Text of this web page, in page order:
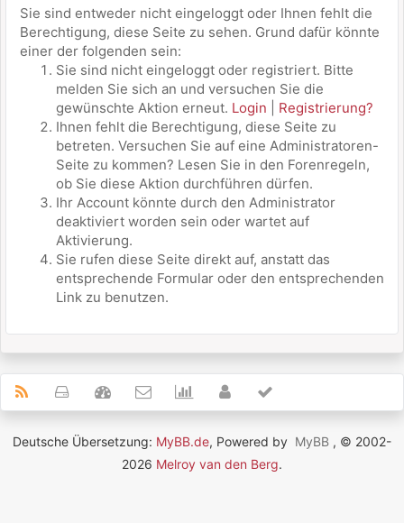
Sie sind entweder nicht eingeloggt oder Ihnen fehlt die
Berechtigung, diese Seite zu sehen. Grund dafür könnte
einer der folgenden sein:
Sie sind nicht eingeloggt oder registriert. Bitte
melden Sie sich an und versuchen Sie die
gewünschte Aktion erneut. Login
Registrierung?
Ihnen fehlt die Berechtigung, diese Seite zu
betreten. Versuchen Sie auf eine Administratoren-
Seite zu kommen? Lesen Sie in den Forenregeln,
ob Sie diese Aktion durchführen dürfen.
Ihr Account könnte durch den Administrator
deaktiviert worden sein oder wartet auf
Aktivierung.
Sie rufen diese Seite direkt auf, anstatt das
entsprechende Formular oder den entsprechenden
Link zu benutzen.
Deutsche Übersetzung: MyBB.de, Powered by MyBB , © 2002-
2026 Melroy van den Berg.